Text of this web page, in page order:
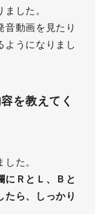
した。
動画を見たり
ようになりまし
を教えてく
た。
にＲとＬ、Ｂと
たら、しっかり